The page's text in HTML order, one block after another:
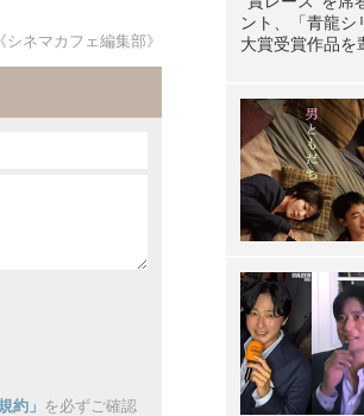
《シネマカフェ編集部》
約」 を必ずご確認